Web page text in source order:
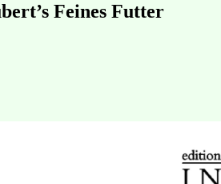
Feines Futter